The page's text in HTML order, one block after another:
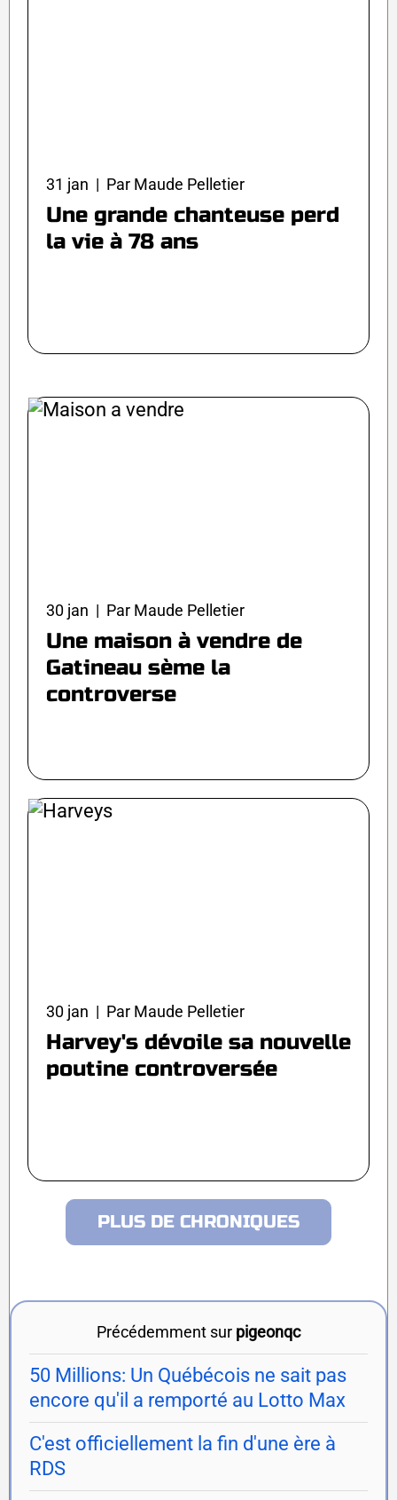
31 jan | Par Maude Pelletier
Une grande chanteuse perd
la vie à 78 ans
30 jan | Par Maude Pelletier
Une maison à vendre de
Gatineau sème la
controverse
30 jan | Par Maude Pelletier
Harvey's dévoile sa nouvelle
poutine controversée
PLUS DE CHRONIQUES
Précédemment sur pigeonqc
50 Millions: Un Québécois ne sait pas
encore qu'il a remporté au Lotto Max
C'est officiellement la fin d'une ère à
RDS